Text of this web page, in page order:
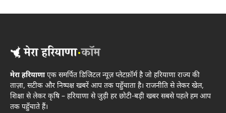
मेरा हरियाणाएक समर्पित डिजिटल न्यूज़ प्लेटफ़ॉर्म है जो हरियाणा राज्य की
ताज़ा, सटीक और निष्पक्ष खबरें आप तक पहुँचाता है। राजनीति से लेकर खेल,
शिक्षा से लेकर कृषि – हरियाणा से जुड़ी हर छोटी-बड़ी खबर सबसे पहले हम आप
तक पहुँचाते हैं।